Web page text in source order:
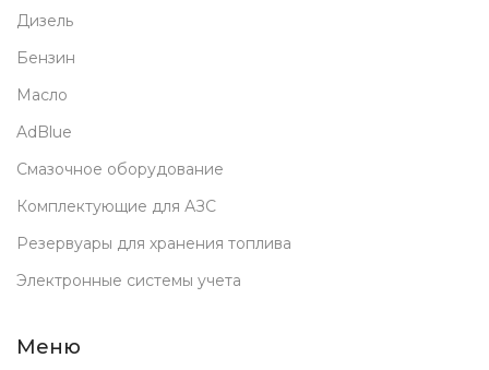
Дизель
Бензин
Масло
AdBlue
Смазочное оборудование
Комплектующие для АЗС
Резервуары для хранения топлива
Электронные системы учета
Меню